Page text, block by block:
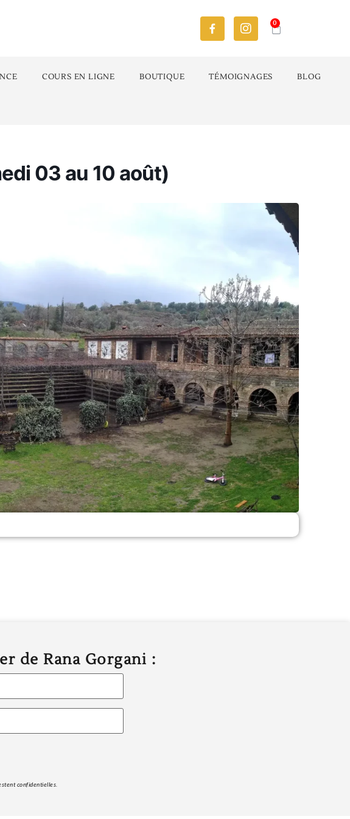
0
COURS EN LIGNE BOUTIQUE TÉMOIGNAGES BLOG
03 au 10 août)
de Rana Gorgani :